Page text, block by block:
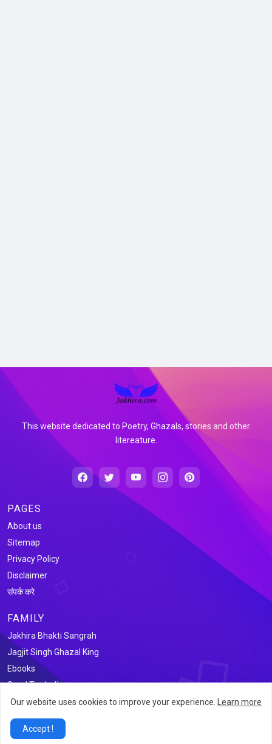
This website dedicated to Poetry, Ghazals, stories and other
litereature.
PAGES
About us
Sitemap
Privacy Policy
Disclaimer
संपर्क करे
FAMILY
Jakhira Bhakti Sangrah
Jagjit Singh Ghazal King
Ebooks
Saral Tax India
Our website uses cookies to improve your experience. Learn more
Accept !